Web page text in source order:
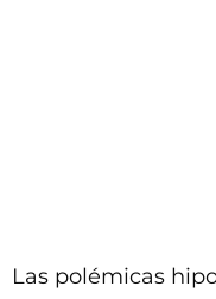
Las polémicas